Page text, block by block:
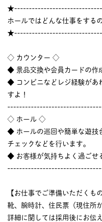
ホールではどんな仕事をする
◇ カウンター ◇
◆ 景品交換や会員カードの作
◆ コンビニなどレジ経験があ
すよ！
◇ ホール ◇
◆ ホールの巡回や簡単な遊技
チェックなどを行います。
◆ お客様が気持ちよく過ごせ
【お仕事でご準備いただくもの
靴、腕時計、住民票（現住所
詳細に関しては採用後にお伝